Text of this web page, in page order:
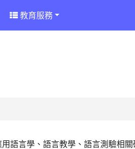
教育服務
語言學、語言教學、語言測驗相關